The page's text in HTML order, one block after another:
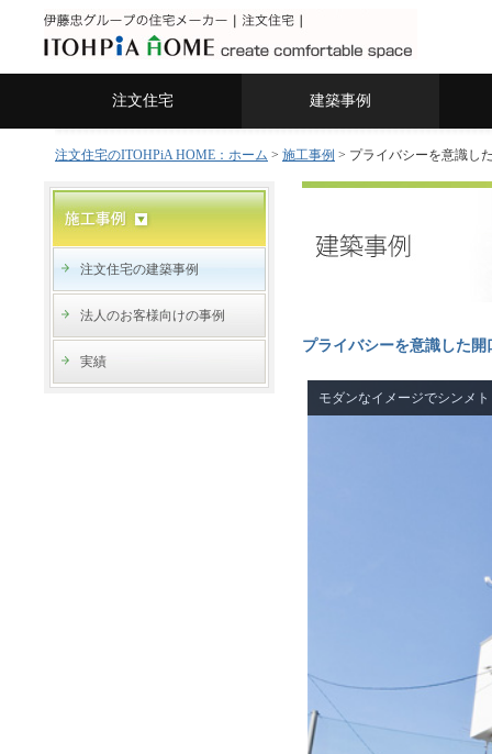
注文住宅 建築事例
注文住宅のITOHPiA HOME：ホーム > 施工事例 > プライバシーを意識し
注文住宅の建築事例
法人のお客様向けの事例
実績
プライバシーを意識した
モダンなイメージでシンメ